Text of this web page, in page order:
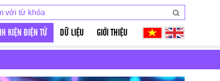
KIỆN ĐIỆN TỬ DỮ LIỆU GIỚI THIỆU